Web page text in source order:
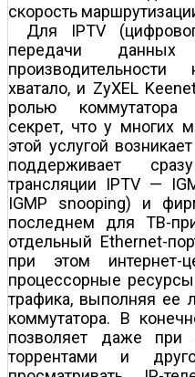
скорость
Для IPTV
передачи
хватало, и ZyXEL
ролью коммутатора
секрет, что у многих
этой услугой
поддерживает
трансляции IPTV —
IGMP snooping) и
последнем для ТВ-
отдельный Ethernet-
при этом интернет-
процессорные
трафика, выполняя ее
коммутатора. В
позволяет даже при
торрентами и